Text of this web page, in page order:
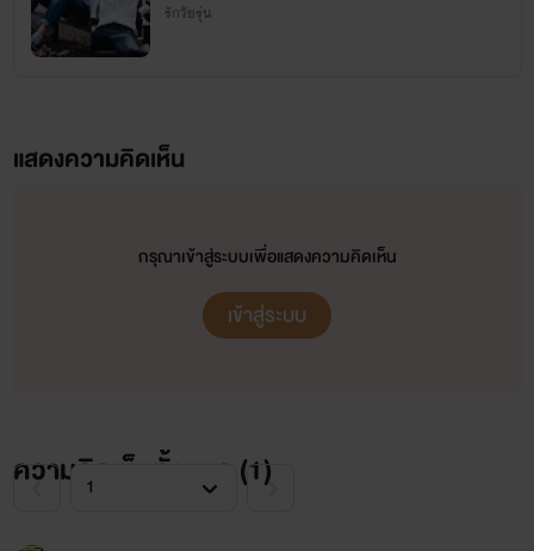
รักวัยรุ่น
แสดงความคิดเห็น
กรุณาเข้าสู่ระบบเพื่อแสดงความคิดเห็น
เข้าสู่ระบบ
ความคิดเห็นทั้งหมด (1)